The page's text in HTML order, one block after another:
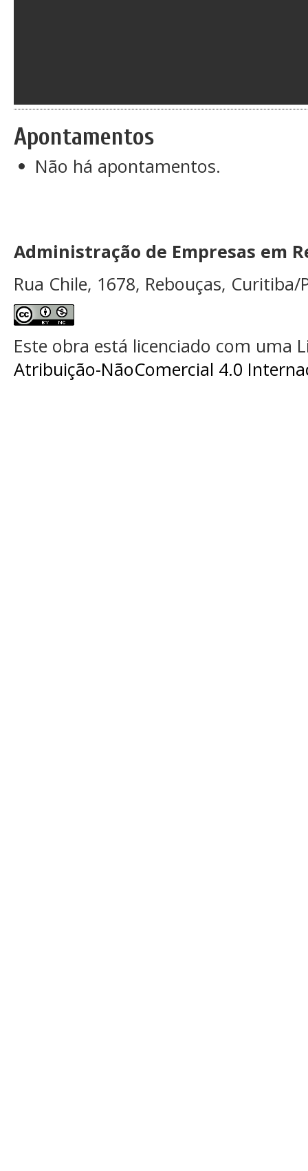
Apontamentos
Não há apontamentos.
Administração de Empresas em
Rua Chile, 1678, Rebouças, Curitiba/
Este obra está licenciado com uma
Atribuição-NãoComercial 4.0